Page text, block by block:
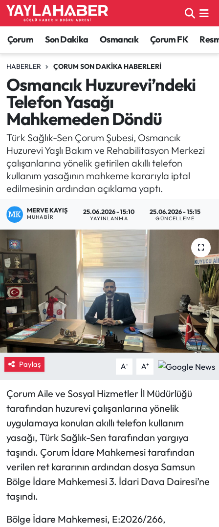
Çorum Son Dakika Osmancık Çorum FK
HABERLER ÇORUM SON DAKIKA HABERLERI
Osmancık Huzurevi’ndeki
Telefon Yasağı
Mahkemeden Döndü
Türk Sağlık-Sen Çorum Şubesi, Osmancık
Huzurevi Yaşlı Bakım ve Rehabilitasyon Merkezi
çalışanlarına yönelik getirilen akıllı telefon
kullanım yasağının mahkeme kararıyla iptal
edilmesinin ardından açıklama yaptı.
MERVE KAYIŞ
MUHABIR
25.06.2026 - 15:10
YAYINLANMA
25.06.2026 - 15:15
GÜNCELLEME
Paylaş A- A+
Çorum Aile ve Sosyal Hizmetler İl Müdürlüğü
tarafından huzurevi çalışanlarına yönelik
uygulamaya konulan akıllı telefon kullanım
yasağı, Türk Sağlık-Sen tarafından yargıya
taşındı. Çorum İdare Mahkemesi tarafından
verilen ret kararının ardından dosya Samsun
Bölge İdare Mahkemesi 3. İdari Dava Dairesi’ne
taşındı.
Bölge İdare Mahkemesi, E:2026/266,
Alaca Haberleri
Bayat Haberleri
Bilgi - Keşfet Haberleri
Bilim ve Teknoloji
Boğazkale Haberleri
Çorum Haberleri
Çorum Son Dakika Haberleri
Dodurga Haberleri
Ekonomi
Güncel
İskilip Haberleri
Kargı Haberleri
Kimdir?
Laçin Haberleri
Magazin
Mecitözü Haberleri
Oğuzlar Haberleri
Çorum Nöbetçi Eczaneler
Çorum Hava Durumu
Çorum Namaz Vakitleri
Çorum Trafik Yoğunluk Haritası
TFF 1.Lig Puan Durumu ve Fikstür
Tüm Manşetler
Son Dakika Haberleri
Haber Arşivi